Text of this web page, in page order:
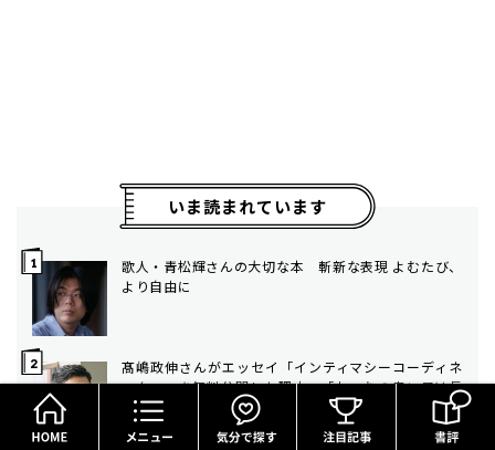
いま読まれています
歌人・青松輝さんの大切な本 斬新な表現 よむたび、
より自由に
髙嶋政伸さんがエッセイ「インティマシーコーディネ
ーター」を無料公開した理由 「おつむの良い子は長
居しない」インタビュー